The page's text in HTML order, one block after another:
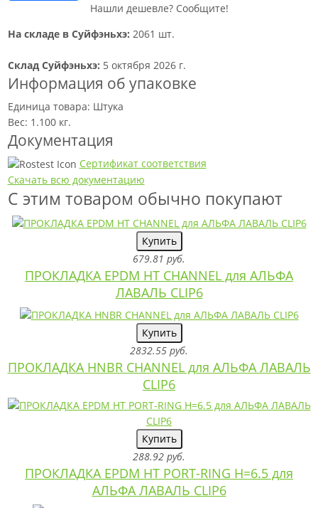
Нашли дешевле? Сообщите!
На складе в Суйфэньхэ: 2061 шт.
Склад Суйфэньхэ: 5 октября 2026 г.
Информация об упаковке
Единица товара: Штука
Вес: 1.100 кг.
Документация
Сертификат соответствия
Скачать всю документацию
С этим товаром обычно покупают
Купить
679.81 руб.
ПРОКЛАДКА EPDM HT CHANNEL для АЛЬФА
ЛАВАЛЬ CLIP6
Купить
2832.55 руб.
ПРОКЛАДКА HNBR CHANNEL для АЛЬФА ЛАВАЛЬ
CLIP6
Купить
288.92 руб.
ПРОКЛАДКА EPDM HT PORT-RING H=6.5 для
АЛЬФА ЛАВАЛЬ CLIP6